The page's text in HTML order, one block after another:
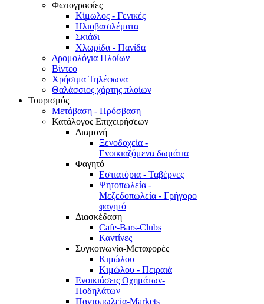
Φωτογραφίες
Κίμωλος - Γενικές
Ηλιοβασιλέματα
Σκιάδι
Χλωρίδα - Πανίδα
Δρομολόγια Πλοίων
Βίντεο
Χρήσιμα Τηλέφωνα
Θαλάσσιος χάρτης πλοίων
Τουρισμός
Μετάβαση - Πρόσβαση
Κατάλογος Επιχειρήσεων
Διαμονή
Ξενοδοχεία -
Ενοικιαζόμενα δωμάτια
Φαγητό
Εστιατόρια - Ταβέρνες
Ψητοπωλεία -
Μεζεδοπωλεία - Γρήγορο
φαγητό
Διασκέδαση
Cafe-Bars-Clubs
Καντίνες
Συγκοινωνία-Μεταφορές
Κιμώλου
Κιμώλου - Πειραιά
Ενοικιάσεις Οχημάτων-
Ποδηλάτων
Παντοπωλεία-Markets